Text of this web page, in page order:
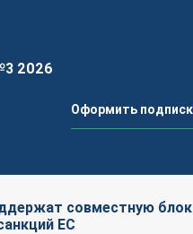
2026
Оформить
совместную
ЕС